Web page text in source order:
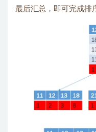
最后汇总，即可完成排